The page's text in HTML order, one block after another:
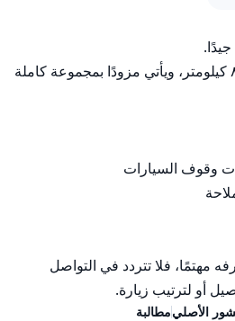
أو لترتيب زيارة.
الأصليمطالبة